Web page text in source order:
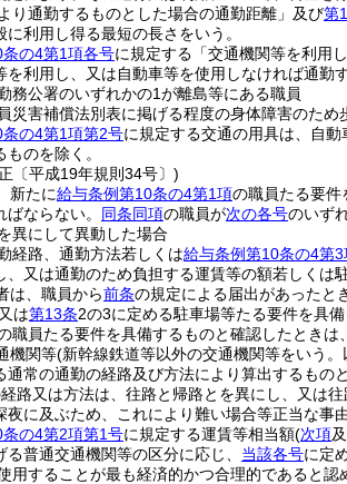
より通勤するものとした場合の通勤距離」及び第
に利用し得る最短の長さをいう。
の4第1項各号に規定する「交通機関等を利用
を利用し、又は自動車等を使用しなければ通勤
務公署のいずれかの1が離島等にある職員
災害補償法別表に掲げる程度の身体障害のため
の4第1項第2号に規定する交通の用具は、自動
のを除く。
〔平成19年規則34号〕)
新たに給与条例第10条の4第1項の職員たる要件
ならない。 同条同項の職員が次の各号のいず
異にして異動した場合
経路、通勤方法若しくは給与条例第10条の4第3
、又は通勤のため負担する運賃等の額若しくは
は、職員から前条の規定による届出があったと
は第13条2の3に定める駐車場等たる要件を具
職員たる要件を具備するものと確認したときは
機関等(新幹線鉄道等以外の交通機関等をいう。
通常の通勤の経路及び方法により算出するものと
路又は方法は、往路と帰路とを異にし、又は
夜に及ぶため、これにより難い場合等正当な事
の4第2項第1号に規定する運賃等相当額(次項
る普通交通機関等の区分に応じ、 当該各号に定
用することが最も経済的かつ合理的であると